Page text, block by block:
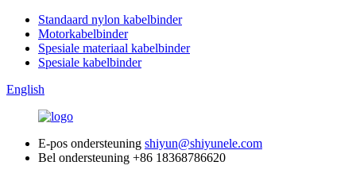
Standaard nylon kabelbinder
Motorkabelbinder
Spesiale materiaal kabelbinder
Spesiale kabelbinder
English
E-pos ondersteuning shiyun@shiyunele.com
Bel ondersteuning +86 18368786620